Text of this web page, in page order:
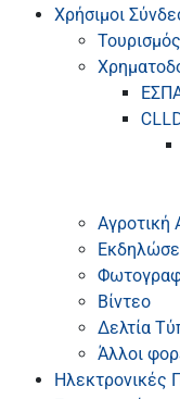
Χρήσιμοι
Τουρισμός
Αγροτική
Βίντεο
Δελτία
Άλλοι
Ηλεκτρονικές